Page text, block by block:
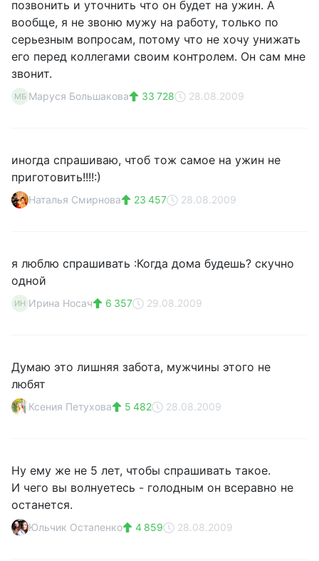
позвонить и уточнить что он будет на ужин. А
вообще, я не звоню мужу на работу, только по
серьезным вопросам, потому что не хочу унижать
его перед коллегами своим контролем. Он сам мне
звонит.
МБ Маруся Большакова 33 728 28.08.2009
иногда спрашиваю, чтоб тож самое на ужин не
приготовить!!!!:)
Наталья Смирнова 23 457 28.08.2009
я люблю спрашивать :Когда дома будешь? скучно
одной
ИН Ирина Носач 6 357 29.08.2009
Думаю это лишняя забота, мужчины этого не
любят
Ксения Петухова 5 482 28.08.2009
Ну ему же не 5 лет, чтобы спрашивать такое.
И чего вы волнуетесь - голодным он всеравно не
останется.
Юльчик Остапенко 4 859 28.08.2009